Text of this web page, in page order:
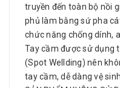
truyền đến toàn bộ nồi
phủ làm bằng sứ pha
chức năng chống dính,
Tay cầm được sử dụng
(Spot Wellding) nên
tay cầm, dễ dàng vệ